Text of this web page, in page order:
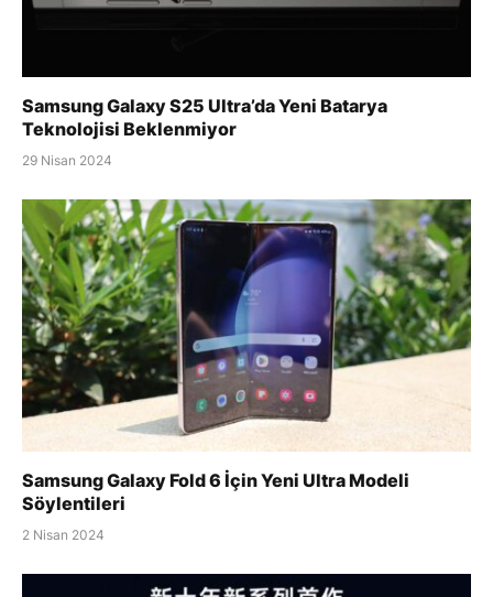
Samsung Galaxy S25 Ultra’da Yeni Batarya
Teknolojisi Beklenmiyor
29 Nisan 2024
Samsung Galaxy Fold 6 İçin Yeni Ultra Modeli
Söylentileri
2 Nisan 2024